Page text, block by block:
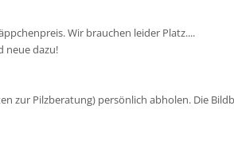
Wir brauchen leider Platz....
neue dazu!
zur Pilzberatung) persönlich abholen. Die